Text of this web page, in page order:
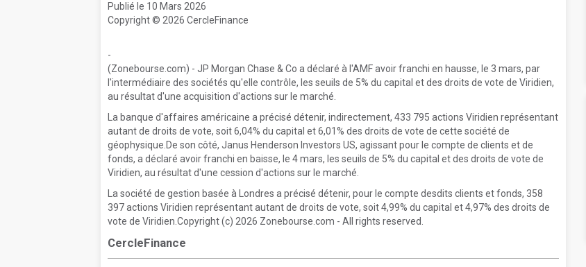
Publié le 10 Mars 2026
Copyright © 2026 CercleFinance
-
(Zonebourse.com) - JP Morgan Chase & Co a déclaré à l'AMF avoir franchi en hausse, le 3 mars, par
l'intermédiaire des sociétés qu'elle contrôle, les seuils de 5% du capital et des droits de vote de Viridien,
au résultat d'une acquisition d'actions sur le marché.
La banque d'affaires américaine a précisé détenir, indirectement, 433 795 actions Viridien représentant
autant de droits de vote, soit 6,04% du capital et 6,01% des droits de vote de cette société de
géophysique.De son côté, Janus Henderson Investors US, agissant pour le compte de clients et de
fonds, a déclaré avoir franchi en baisse, le 4 mars, les seuils de 5% du capital et des droits de vote de
Viridien, au résultat d'une cession d'actions sur le marché.
La société de gestion basée à Londres a précisé détenir, pour le compte desdits clients et fonds, 358
397 actions Viridien représentant autant de droits de vote, soit 4,99% du capital et 4,97% des droits de
vote de Viridien.Copyright (c) 2026 Zonebourse.com - All rights reserved.
CercleFinance